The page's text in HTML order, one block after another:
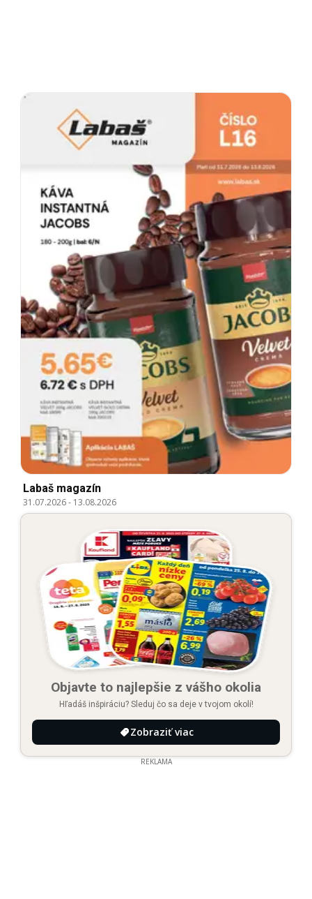
Labaš magazín
31.07.2026- 13.08.2026
Objavte to najlepšie z vášho okolia
Hľadáš inšpiráciu? Sleduj čo sa deje v tvojom okolí!
Zobraziť viac
REKLAMA